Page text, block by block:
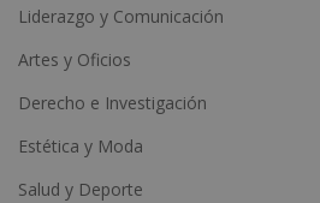
Liderazgo y Comunicación
Artes y Oficios
Derecho e Investigación
Estética y Moda
Salud y Deporte